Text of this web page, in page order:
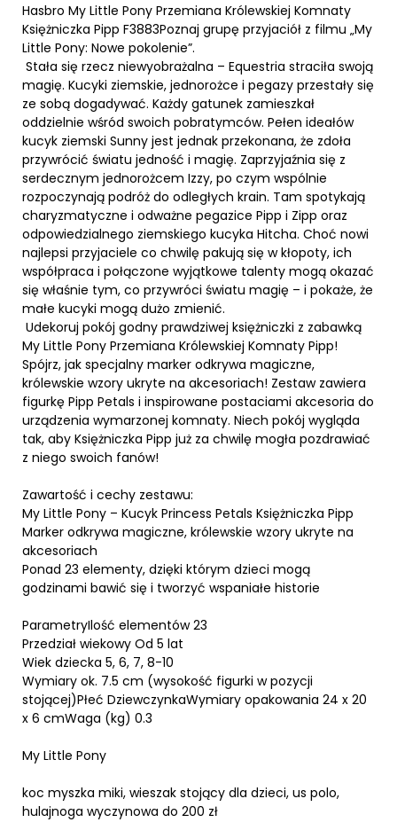
Hasbro My Little Pony Przemiana Królewskiej Komnaty
Księżniczka Pipp F3883Poznaj grupę przyjaciół z filmu „My
Little Pony: Nowe pokolenie”.
Stała się rzecz niewyobrażalna – Equestria straciła swoją
magię. Kucyki ziemskie, jednorożce i pegazy przestały się
ze sobą dogadywać. Każdy gatunek zamieszkał
oddzielnie wśród swoich pobratymców. Pełen ideałów
kucyk ziemski Sunny jest jednak przekonana, że zdoła
przywrócić światu jedność i magię. Zaprzyjaźnia się z
serdecznym jednorożcem Izzy, po czym wspólnie
rozpoczynają podróż do odległych krain. Tam spotykają
charyzmatyczne i odważne pegazice Pipp i Zipp oraz
odpowiedzialnego ziemskiego kucyka Hitcha. Choć nowi
najlepsi przyjaciele co chwilę pakują się w kłopoty, ich
współpraca i połączone wyjątkowe talenty mogą okazać
się właśnie tym, co przywróci światu magię – i pokaże, że
małe kucyki mogą dużo zmienić.
Udekoruj pokój godny prawdziwej księżniczki z zabawką
My Little Pony Przemiana Królewskiej Komnaty Pipp!
Spójrz, jak specjalny marker odkrywa magiczne,
królewskie wzory ukryte na akcesoriach! Zestaw zawiera
figurkę Pipp Petals i inspirowane postaciami akcesoria do
urządzenia wymarzonej komnaty. Niech pokój wygląda
tak, aby Księżniczka Pipp już za chwilę mogła pozdrawiać
z niego swoich fanów!
Zawartość i cechy zestawu:
My Little Pony – Kucyk Princess Petals Księżniczka Pipp
Marker odkrywa magiczne, królewskie wzory ukryte na
akcesoriach
Ponad 23 elementy, dzięki którym dzieci mogą
godzinami bawić się i tworzyć wspaniałe historie
ParametryIlość elementów 23
Przedział wiekowy Od 5 lat
Wiek dziecka 5, 6, 7, 8-10
Wymiary ok. 7.5 cm (wysokość figurki w pozycji
stojącej)Płeć DziewczynkaWymiary opakowania 24 x 20
x 6 cmWaga (kg) 0.3
My Little Pony
koc myszka miki, wieszak stojący dla dzieci, us polo,
hulajnoga wyczynowa do 200 zł